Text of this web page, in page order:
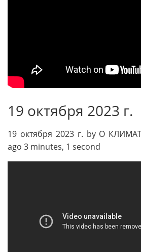
19 октября 2023 г.
19 октября 2023 г. by О
ago 3 minutes, 1 second